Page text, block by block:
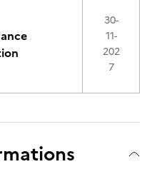
30-
11-
202
7